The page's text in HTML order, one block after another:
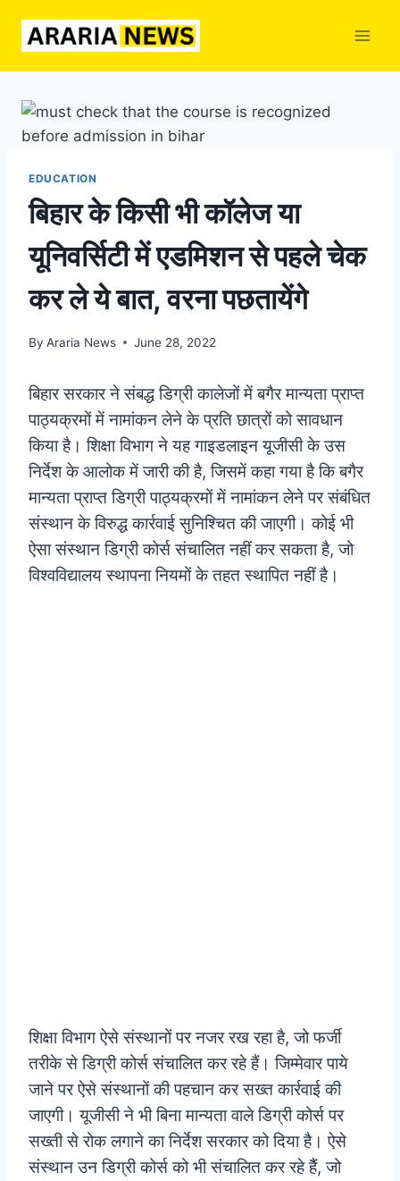
EDUCATION
बिहार के किसी भी कॉलेज या
यूनिवर्सिटी में एडमिशन से पहले चेक
कर ले ये बात, वरना पछतायेंगे
By Araria News June 28, 2022
बिहार सरकार ने संबद्ध डिग्री कालेजों में बगैर मान्यता प्राप्त
पाठ्यक्रमों में नामांकन लेने के प्रति छात्रों को सावधान
किया है। शिक्षा विभाग ने यह गाइडलाइन यूजीसी के उस
निर्देश के आलोक में जारी की है, जिसमें कहा गया है कि बगैर
मान्यता प्राप्त डिग्री पाठ्यक्रमों में नामांकन लेने पर संबंधित
संस्थान के विरुद्ध कार्रवाई सुनिश्चित की जाएगी। कोई भी
ऐसा संस्थान डिग्री कोर्स संचालित नहीं कर सकता है, जो
विश्वविद्यालय स्थापना नियमों के तहत स्थापित नहीं है।
शिक्षा विभाग ऐसे संस्थानों पर नजर रख रहा है, जो फर्जी
तरीके से डिग्री कोर्स संचालित कर रहे हैं। जिम्मेवार पाये
जाने पर ऐसे संस्थानों की पहचान कर सख्त कार्रवाई की
जाएगी।यूजीसी ने भी बिना मान्यता वाले डिग्री कोर्स पर
सख्ती से रोक लगाने का निर्देश सरकार को दिया है। ऐसे
संस्थान उन डिग्री कोर्स को भी संचालित कर रहे हैैं, जो